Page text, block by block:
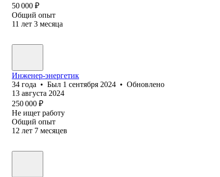
50 000 ₽
Общий опыт
11 лет 3 месяца
Инженер-энергетик
34 года • Был 1 сентября 2024 • Обновлено
13 августа 2024
250 000 ₽
Не ищет работу
Общий опыт
12 лет 7 месяцев